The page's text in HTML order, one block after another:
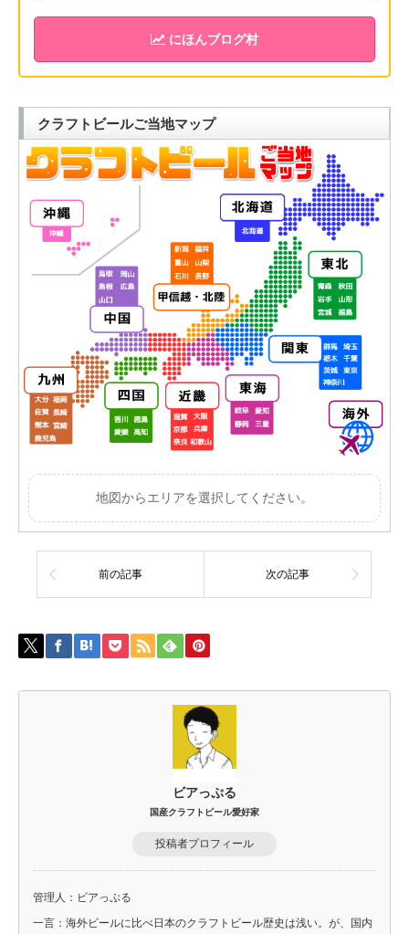
にほんブログ村
クラフトビールご当地マップ
地図からエリアを選択してください。
前の記事 次の記事
ビアっぷる
国産クラフトビール愛好家
投稿者プロフィール
管理人：ビアっぷる
一言：海外ビールに比べ日本のクラフトビール歴史は浅い。が、国内